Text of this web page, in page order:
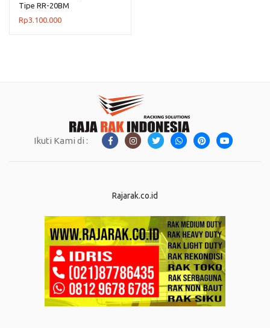
Tipe RR-20BM
Rp3.100.000
Ikuti Kami di :
Rajarak.co.id